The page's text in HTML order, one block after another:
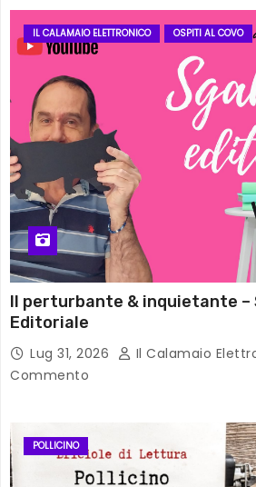
IL CALAMAIO ELETTRONICO OSPITI AL COVO
Il perturbante & inquietante –
Editoriale
Lug 31, 2026 Il Calamaio
Commento
POLLICINO